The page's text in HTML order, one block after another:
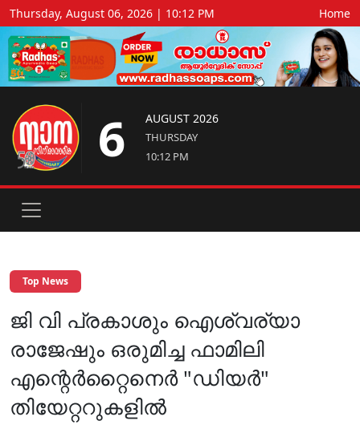
Thursday, August 06, 2026 | 10:12 PM Home
6 AUGUST 2026
THURSDAY
10:12 PM
Top News
ജി വി പ്രകാശും ഐശ്വര്യാ
രാജേഷും ഒരുമിച്ച ഫാമിലി
എന്റെർറ്റൈനെർ "ഡിയർ"
തിയേറ്ററുകളിൽ